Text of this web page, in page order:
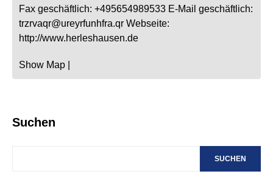
Fax geschäftlich: +495654989533 E-Mail geschäftlich:
trzrvaqr@ureyrfunhfra.qr Webseite:
http://www.herleshausen.de
Show Map
Suchen
SUCHEN